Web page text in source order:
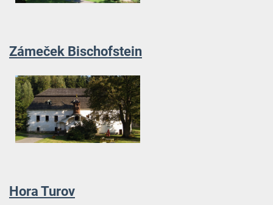
Zámeček Bischofstein
Hora Turov